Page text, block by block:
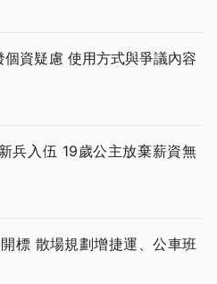
個資疑慮 使用方式與爭議內容
兵入伍 19歲公主放棄薪資無
標 散場規劃增捷運、公車班